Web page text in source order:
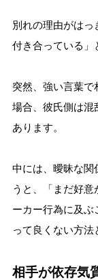
別れの理由がは
付き合っている」
突然、強い言葉で
場合、彼氏側は混
あります。
中には、曖昧な関
うと、「まだ好意
ーカー行為に及ぶ
って良くない方法
相手が依存気